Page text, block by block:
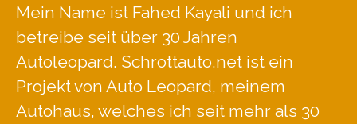
Mein Name ist Fahed Kayali und ich
betreibe seit über 30 Jahren
Autoleopard. Schrottauto.net ist ein
Projekt von Auto Leopard, meinem
Autohaus, welches ich seit mehr als 30